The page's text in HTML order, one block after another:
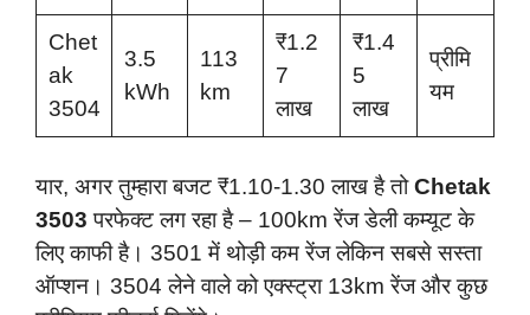
Chet
ak
3504
3.5
kWh
113
km
₹1.2
7
लाख
₹1.4
5
लाख
प्रीमि
यम
यार, अगर तुम्हारा बजट ₹1.10-1.30 लाख है तोChetak
3503 परफेक्ट लग रहा है – 100km रेंज डेली कम्यूट के
लिए काफी है। 3501 में थोड़ी कम रेंज लेकिन सबसे सस्ता
ऑप्शन। 3504 लेने वाले को एक्स्ट्रा 13km रेंज और कुछ